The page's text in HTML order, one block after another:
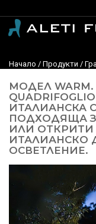
Начало / Продукти /
МОДЕЛ
ИТАЛИАНСКА
ПОДХОДЯЩА
ИЛИ ОТКРИТИ
ИТАЛИАНСКО
ОСВЕТЛЕНИЕ.